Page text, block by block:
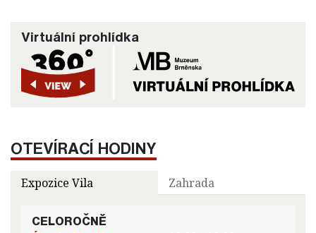
Virtuální prohlídka
OTEVÍRACÍ HODINY
Expozice Vila Zahrada
CELOROČNĚ